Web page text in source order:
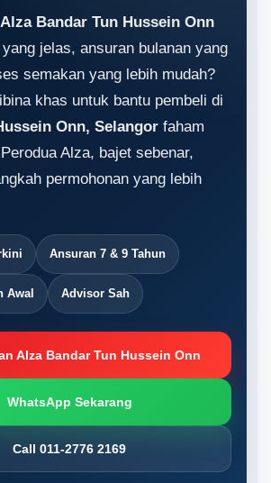
Bandar Tun Hussein Onn
jelas, ansuran bulanan yang
semakan yang lebih mudah?
khas untuk bantu pembeli di
Onn, Selangor faham
Alza, bajet sebenar,
permohonan yang lebih
Ansuran 7 & 9 Tahun
Awal Advisor Sah
Alza Bandar Tun Hussein Onn
WhatsApp Sekarang
Call 011-2776 2169